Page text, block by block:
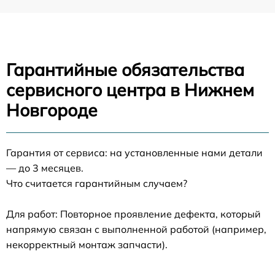
Гарантийные обязательства
сервисного центра в Нижнем
Новгороде
Гарантия от сервиса: на установленные нами детали
— до 3 месяцев.
Что считается гарантийным случаем?
Для работ: Повторное проявление дефекта, который
напрямую связан с выполненной работой (например,
некорректный монтаж запчасти).